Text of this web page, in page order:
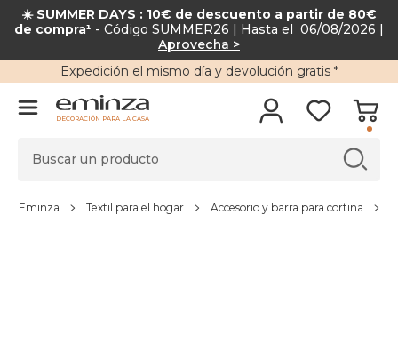
☀️ SUMMER DAYS : 10€ de descuento a partir de 80€
de compra¹ - Código SUMMER26 | Hasta el 06/08/2026 |
Aprovecha >
Expedición el mismo día y devolución gratis*
DECORACIÓN PARA LA CASA
Eminza Textil para el hogar Accesorio y barra para cortina